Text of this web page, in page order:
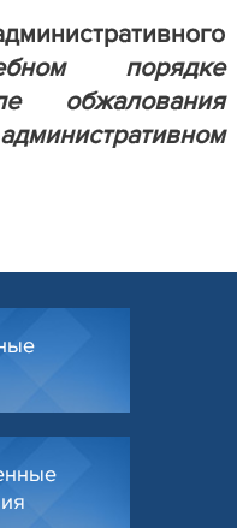
порядке
обжалования